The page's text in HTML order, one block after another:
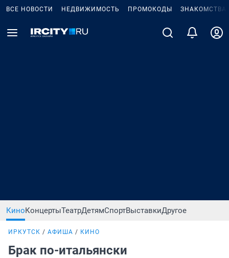
ВСЕ НОВОСТИ НЕДВИЖИМОСТЬ ПРОМОКОДЫ ЗНАКОМСТВА
КиноКонцертыТеатрДетямСпортВыставкиДругое
ИРКУТСК АФИША КИНО
Брак по-итальянски